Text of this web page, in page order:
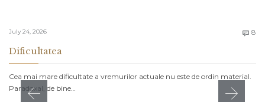
July 24, 2026  8
Dificultatea
Cea mai mare dificultate a vremurilor actuale nu este de ordin material.
Paradoxal, de bine…